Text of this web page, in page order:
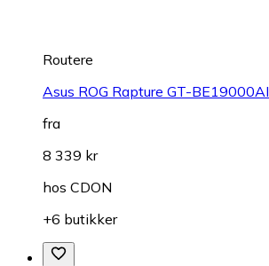
Routere
Asus ROG Rapture GT-BE19000AI
fra
8 339 kr
hos CDON
+6 butikker